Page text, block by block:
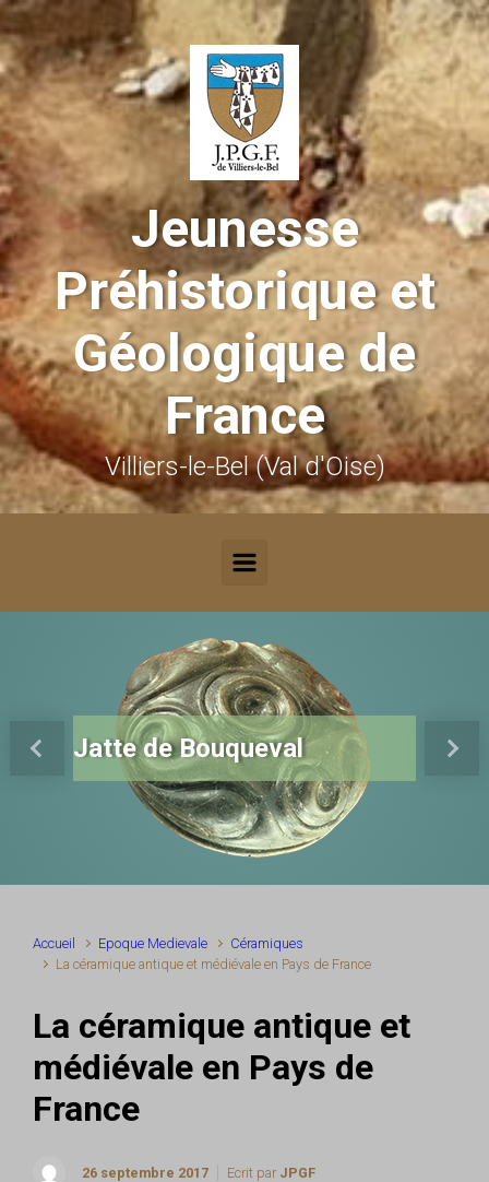
Skip to main content
Jeunesse
Préhistorique et
Géologique de
France
Villiers-le-Bel (Val d'Oise)
Jatte de Bouqueval
Previous Next
Accueil Epoque Medievale
Céramiques
La céramique antique et médiévale en Pays de France
La céramique antique et
médiévale en Pays de
France
26 septembre 2017 Ecrit par JPGF